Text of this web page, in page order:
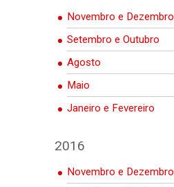
Novembro e Dezembro
Setembro e Outubro
Agosto
Maio
Janeiro e Fevereiro
2016
Novembro e Dezembro